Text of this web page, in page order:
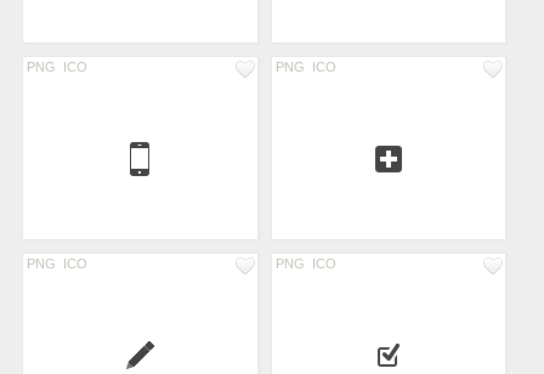
PNG ICO PNG ICO
PNG ICO PNG ICO